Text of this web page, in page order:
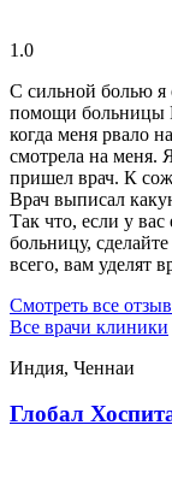
1.0
С сильной болью я
помощи больницы
когда меня рвало
смотрела на меня.
пришел врач. К
Врач выписал
Так что, если у
больницу,
всего, вам уделят
Смотреть все
Все врачи клиники
Индия, Ченнаи
Глобал